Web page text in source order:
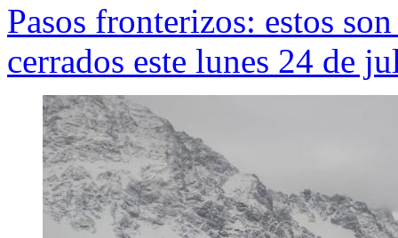
Pasos fronterizos: estos
cerrados este lunes 24 de